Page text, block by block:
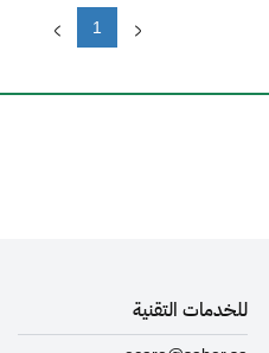
1
للخدمات التقنية